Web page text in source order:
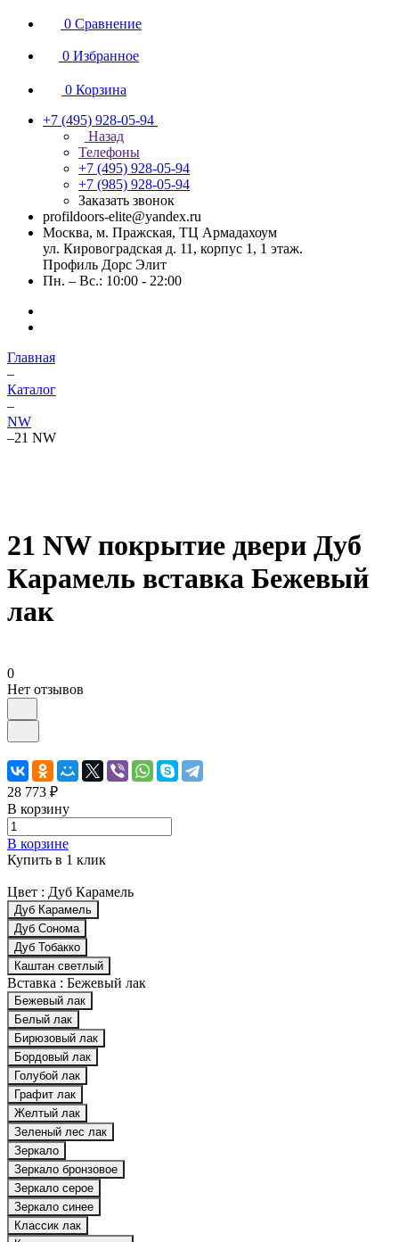
0 Сравнение
0 Избранное
0 Корзина
+7 (495) 928-05-94
Назад
Телефоны
+7 (495) 928-05-94
+7 (985) 928-05-94
Заказать звонок
profildoors-elite@yandex.ru
Москва, м. Пражская, ТЦ Армадахоум
ул. Кировоградская д. 11, корпус 1, 1 этаж.
Профиль Дорс Элит
Пн. – Вс.: 10:00 - 22:00
Главная
–
Каталог
–
NW
–21 NW
21 NW покрытие двери Дуб
Карамель вставка Бежевый
лак
0
Нет отзывов
28 773 ₽
В корзину
В корзине
Купить в 1 клик
Цвет : Дуб Карамель
Дуб Карамель
Дуб Сонома
Дуб Тобакко
Каштан светлый
Вставка : Бежевый лак
Бежевый лак
Белый лак
Бирюзовый лак
Бордовый лак
Голубой лак
Графит лак
Желтый лак
Зеленый лес лак
Зеркало
Зеркало бронзовое
Зеркало серое
Зеркало синее
Классик лак